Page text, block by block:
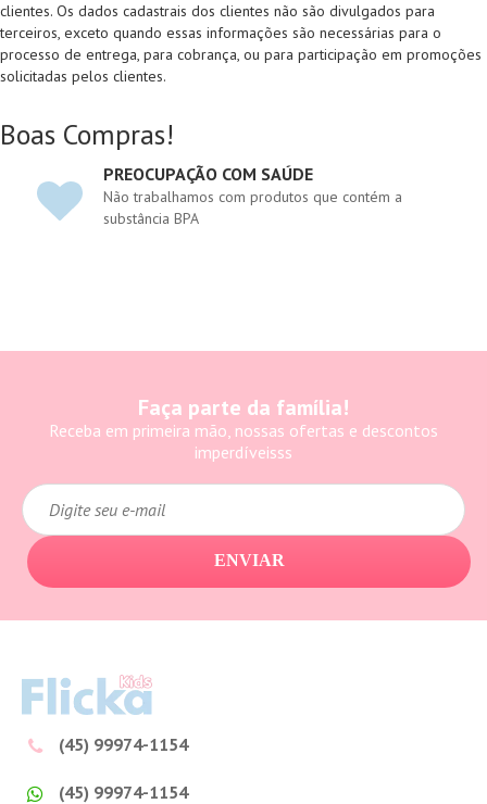
clientes. Os dados cadastrais dos clientes não são divulgados para
terceiros, exceto quando essas informações são necessárias para o
processo de entrega, para cobrança, ou para participação em promoções
solicitadas pelos clientes.
Boas Compras!
PREOCUPAÇÃO COM SAÚDE
Não trabalhamos com produtos que contém a
substância BPA
Faça parte da família!
Receba em primeira mão, nossas ofertas e descontos
imperdíveisss
ENVIAR
(45) 99974-1154
(45) 99974-1154